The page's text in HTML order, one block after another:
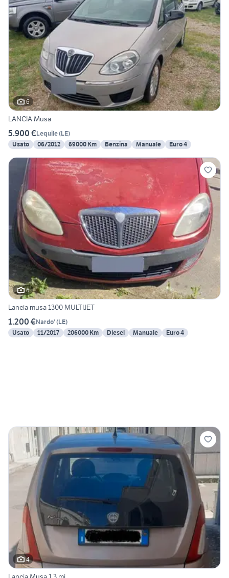
6
LANCIA Musa
5.900 €Lequile(LE)
Usato
06/2012 69000 Km Benzina Manuale Euro 4
6
Lancia musa 1300 MULTIJET
1.200 €Nardo' (LE)
Usato
11/2017 206000 Km Diesel Manuale Euro 4
4